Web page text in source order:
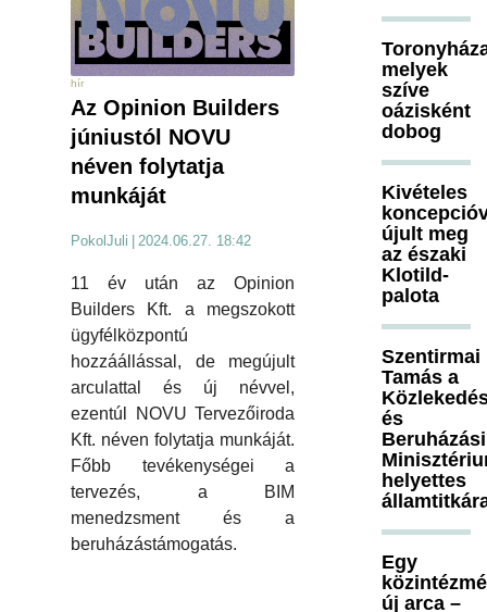
hír
Az Opinion Builders
júniustól NOVU
néven folytatja
munkáját
PokolJuli 2024.06.27. 18:42
11 év után az Opinion
Builders Kft. a megszokott
ügyfélközpontú
hozzáállással, de megújult
arculattal és új névvel,
ezentúl NOVU Tervezőiroda
Kft. néven folytatja munkáját.
Főbb tevékenységei a
tervezés, a BIM
menedzsment és a
beruházástámogatás.
melyek
szíve
oázisként
dobog
Kivételes
újult meg
az északi
Klotild-
palota
Szentirmai
Tamás a
és
Beruházási
helyettes
Egy
új arca –